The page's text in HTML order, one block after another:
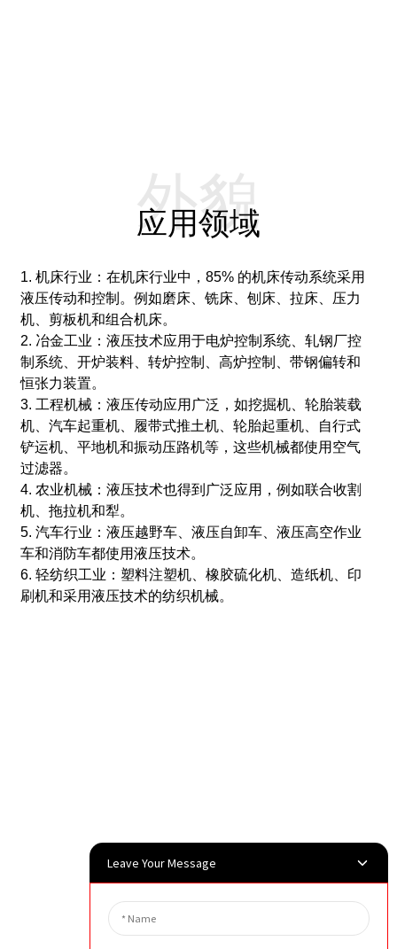
应用领域
外貌
1. 机床行业：在机床行业中，85% 的机床传动系统采用
液压传动和控制。 例如磨床、铣床、刨床、拉床、压力
机、剪板机和组合机床。
2. 冶金工业：液压技术应用于电炉控制系统、轧钢厂控
制系统、开炉装料、转炉控制、高炉控制、带钢偏转和
恒张力装置。
3. 工程机械：液压传动应用广泛，如挖掘机、轮胎装载
机、汽车起重机、履带式推土机、轮胎起重机、自行式
铲运机、平地机和振动压路机等，这些机械都使用空气
过滤器。
4. 农业机械：液压技术也得到广泛应用，例如联合收割
机、拖拉机和犁。
5. 汽车行业：液压越野车、液压自卸车、液压高空作业
车和消防车都使用液压技术。
6. 轻纺织工业：塑料注塑机、橡胶硫化机、造纸机、印
刷机和采用液压技术的纺织机械。
Leave Your Message